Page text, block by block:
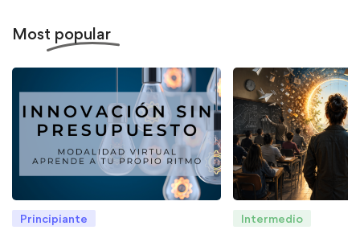
Most popular
Principiante Intermedio